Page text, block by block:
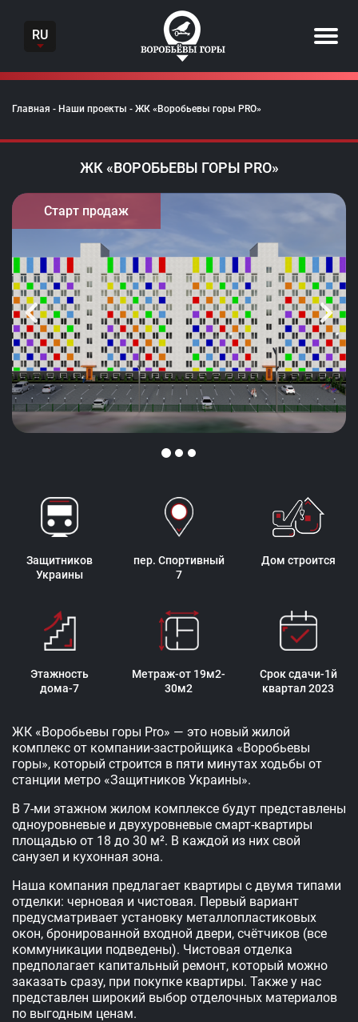
contentRU
Главная - Наши проекты - ЖК «Воробьевы горы PRO»
ЖК «ВОРОБЬЕВЫ ГОРЫ PRO»
Старт продаж
Защитников
Украины
пер. Спортивный
7
Дом строится
Этажность
дома-7
Метраж-от 19м2-
30м2
Срок сдачи-1й
квартал 2023
ЖК «Воробьевы горы Pro» ― это новый жилой
комплекс от компании-застройщика «Воробьевы
горы», который строится в пяти минутах ходьбы от
станции метро «Защитников Украины».
В 7-ми этажном жилом комплексе будут представлены
одноуровневые и двухуровневые смарт-квартиры
площадью от 18 до 30 м². В каждой из них свой
санузел и кухонная зона.
Наша компания предлагает квартиры с двумя типами
отделки: черновая и чистовая. Первый вариант
предусматривает установку металлопластиковых
окон, бронированной входной двери, счётчиков (все
коммуникации подведены). Чистовая отделка
предполагает капитальный ремонт, который можно
заказать сразу, при покупке квартиры. Также у нас
представлен широкий выбор отделочных материалов
по выгодным ценам.